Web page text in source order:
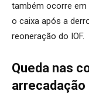
também ocorre
o caixa após a
reoneração do IOF.
Queda nas
arrecadação